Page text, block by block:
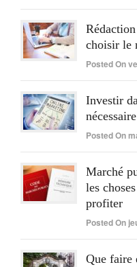
choisir le
Posted On
Investir
Posted On
Marché
les
profiter
Posted On
Que faire